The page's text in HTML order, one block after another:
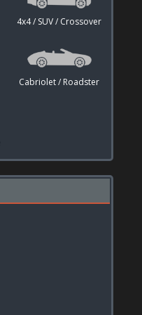
4x4 / SUV / Crossover
Cabriolet / Roadster